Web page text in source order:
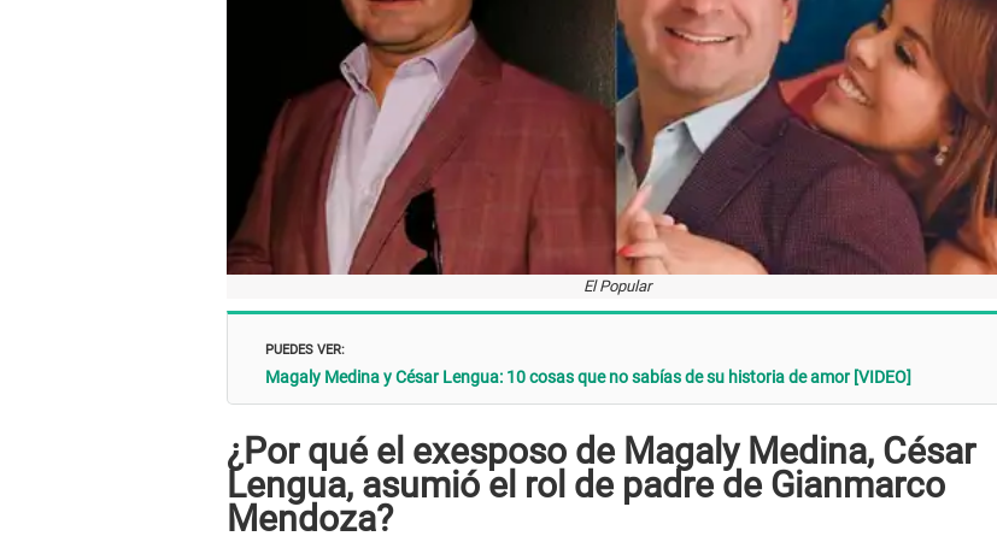
El Popular
PUEDES VER:
Magaly Medina y César Lengua: 10 cosas que no sabías de su historia de amor [VIDEO]
¿Por qué el exesposo de Magaly Medina, César
Lengua, asumió el rol de padre de Gianmarco
Mendoza?